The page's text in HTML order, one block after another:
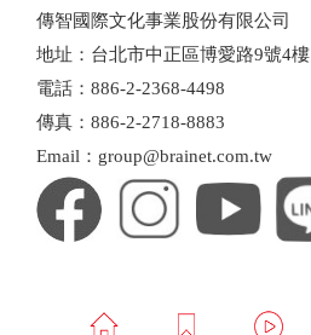
傳智國際文化事業股份有限公司
地址：台北市中正區博愛路9號4樓
電話：886-2-2368-4498
傳真：886-2-2718-8883
Email：group@brainet.com.tw